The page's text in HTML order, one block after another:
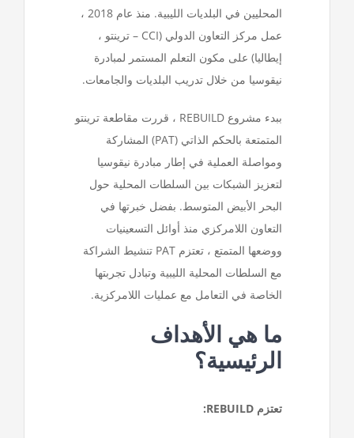
المحليين في البلديات الليبية. منذ عام 2018 ،
عمل مركز التعاون الدولي (CCI – ترينتو ،
إيطاليا) على مكون التعلم المستمر لمبادرة
نيقوسيا من خلال تدريب البلديات والجامعات.
ببدء مشروع REBUILD ، قررت مقاطعة ترينتو
المتمتعة بالحكم الذاتي (PAT) المشاركة
ومواصلة العملية في إطار مبادرة نيقوسيا
لتعزيز الشبكات بين السلطات المحلية حول
البحر الأبيض المتوسط. بفضل خبرتها في
التعاون اللامركزي منذ أوائل التسعينيات
ووضعها المتمتع ، تعتزم PAT تنشيط الشراكة
مع السلطات المحلية الليبية وتبادل تجربتها
الخاصة في التعامل مع عمليات اللامركزية.
ما هي الأهداف
الرئيسية؟
تعتزم REBUILD: